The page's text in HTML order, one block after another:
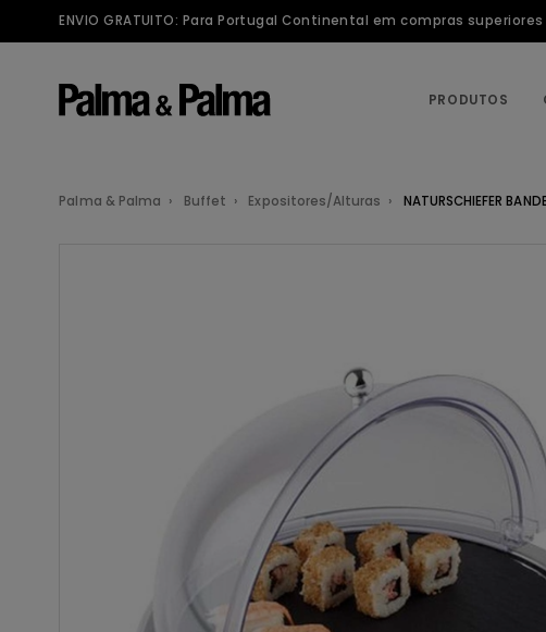
ENVIO GRATUITO: Para Portugal Continental em compras
PRODUTOS
Palma & Palma Buffet Expositores/Alturas NATURSCHIEFER